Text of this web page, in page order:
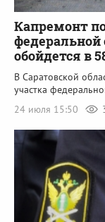
Капремонт
федеральной
обойдется в
В Саратовской
участка
24 июля 15:50